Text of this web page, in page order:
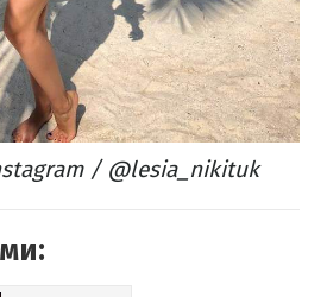
/ @lesia_nikituk